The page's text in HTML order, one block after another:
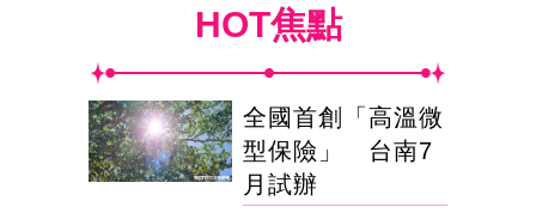
HOT焦點
全國首創「高溫微
型保險」 台南7
月試辦